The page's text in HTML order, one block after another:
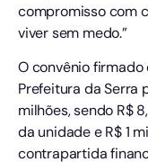
compromisso com
viver sem medo.”
O convênio firmado
Prefeitura da Serra
milhões, sendo R$
da unidade e R$ 1
contrapartida